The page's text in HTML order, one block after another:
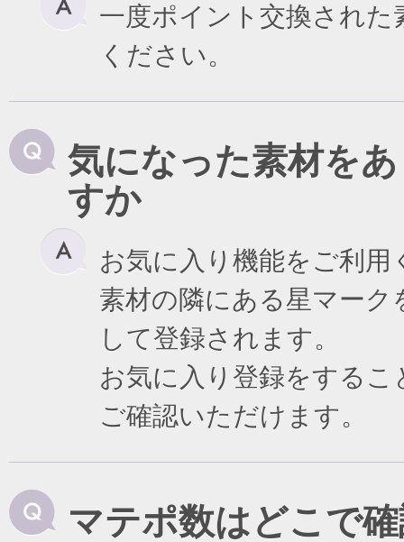
一度ポイント交換され
ください。
気になった素材を
すか
お気に入り機能をご利用
素材の隣にある星マー
して登録されます。
お気に入り登録をする
ご確認いただけます。
マテポ数はどこで